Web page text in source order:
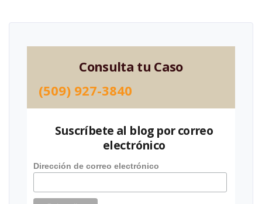
Consulta tu Caso
(509) 927-3840
Suscríbete al blog por correo
electrónico
Dirección de correo electrónico